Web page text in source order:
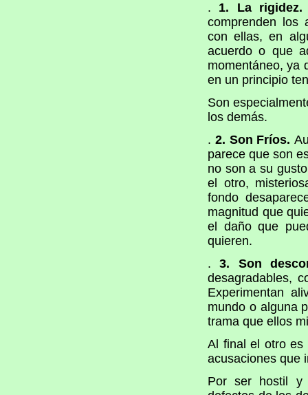
. 1. La rigidez.
comprenden los
con ellas, en
acuerdo o que
momentáneo, ya
en un principio
Son
los demás.
. 2. Son Fríos.
parece que son
no son a su
el otro,
fondo
magnitud que
el daño que
quieren.
.3. Son
desagradables,
Experimentan
mundo o alguna
trama que ellos
Al final el otro es
acusaciones que
Por ser hostil y